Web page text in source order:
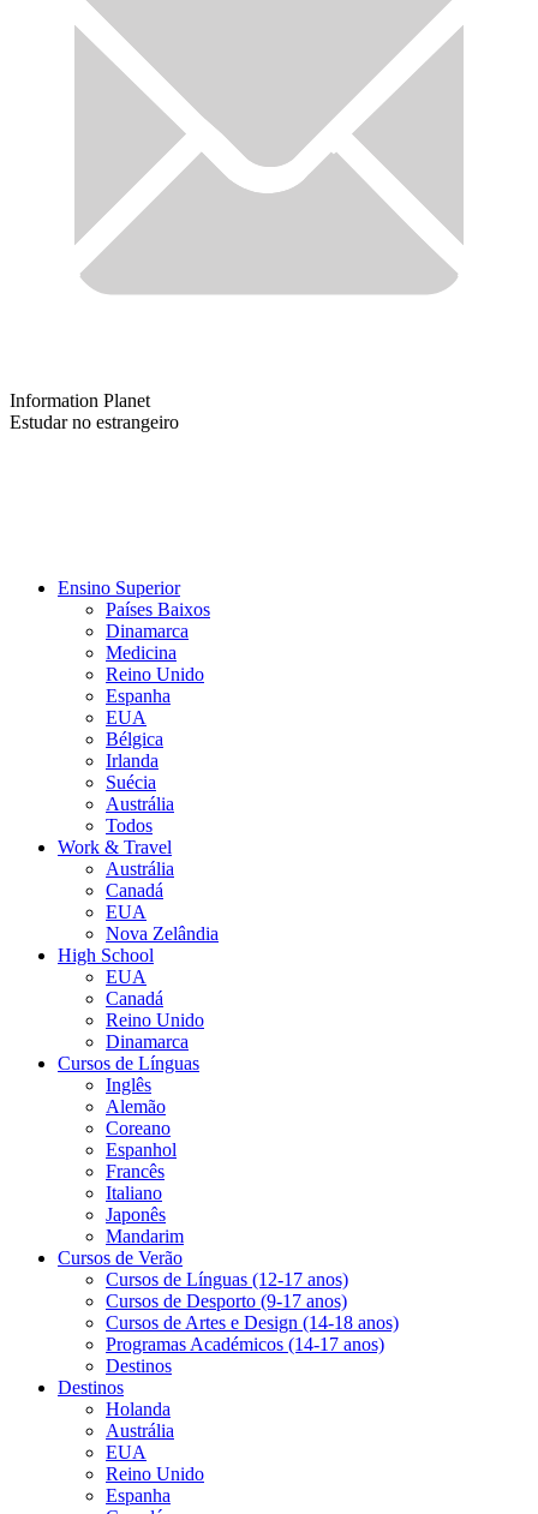
Information Planet
Estudar no estrangeiro
Ensino Superior
Países Baixos
Dinamarca
Medicina
Reino Unido
Espanha
EUA
Bélgica
Irlanda
Suécia
Austrália
Todos
Work & Travel
Austrália
Canadá
EUA
Nova Zelândia
High School
EUA
Canadá
Reino Unido
Dinamarca
Cursos de Línguas
Inglês
Alemão
Coreano
Espanhol
Francês
Italiano
Japonês
Mandarim
Cursos de Verão
Cursos de Línguas (12-17 anos)
Cursos de Desporto (9-17 anos)
Cursos de Artes e Design (14-18 anos)
Programas Académicos (14-17 anos)
Destinos
Destinos
Holanda
Austrália
EUA
Reino Unido
Espanha